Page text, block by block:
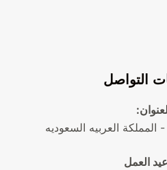
التواصل
العربيه السعوديه
العمل